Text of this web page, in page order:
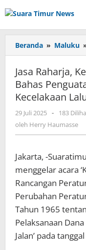
ke
Beranda » Maluku
Jasa Raharja,
Bahas
Kecelakaan
29 Juli 2025 oleh
Herry
-
183
oleh Herry Haumasse
Jakarta, -
menggelar acara
Rancangan
Perubahan
Tahun 1965
Pelaksanaan
Jalan’ pada